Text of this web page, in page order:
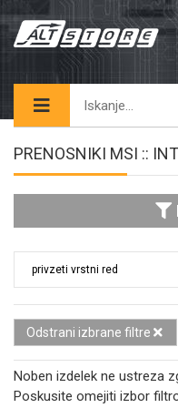
PRENOSNIKI MSI ::
Odstrani izbrane filtre
Noben izdelek ne ustreza
Poskusite omejiti izbor